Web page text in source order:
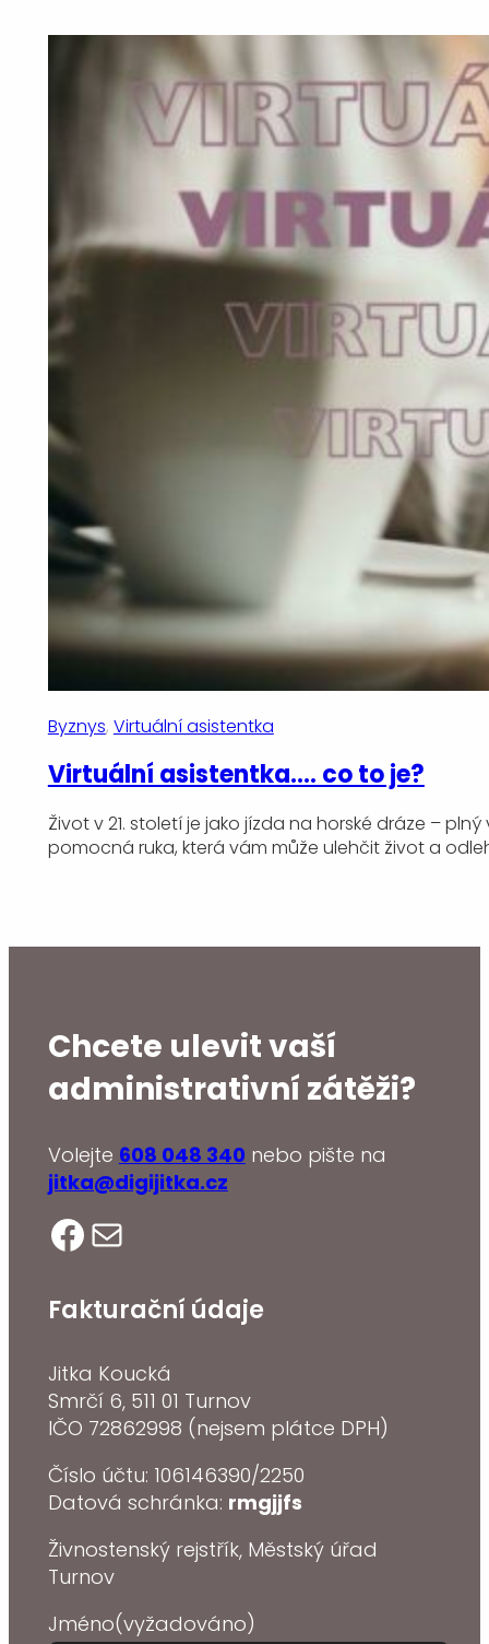
Byznys, Virtuální asistentka
Virtuální asistentka…. co to je?
Život v 21. století je jako jízda na horské dráze –
pomocná ruka, která vám může ulehčit život a
Chcete ulevit vaší
administrativní zátěži?
Volejte 608 048 340 nebo pište na
jitka@digijitka.cz
Facebook E-mail
Fakturační údaje
Jitka Koucká
Smrčí 6, 511 01 Turnov
IČO 72862998 (nejsem plátce DPH)
Číslo účtu: 106146390/2250
Datová schránka: rmgjjfs
Živnostenský rejstřík, Městský úřad
Turnov
Jméno(vyžadováno)